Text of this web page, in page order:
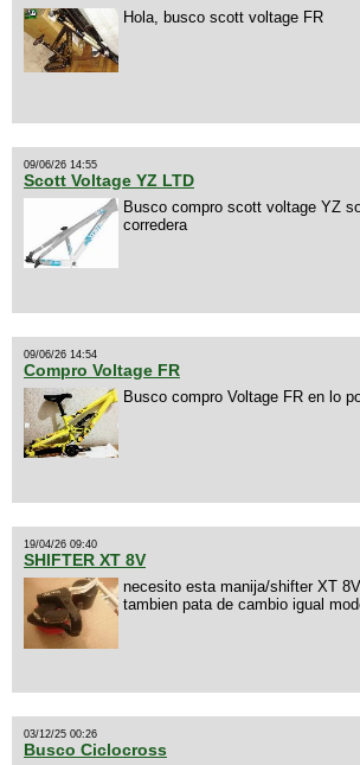
Hola, busco scott voltage FR
09/06/26 14:55
Scott Voltage YZ LTD
Busco compro scott voltage YZ
corredera
09/06/26 14:54
Compro Voltage FR
Busco compro Voltage FR en lo
19/04/26 09:40
SHIFTER XT 8V
necesito esta manija/shifter XT
tambien pata de cambio igual
03/12/25 00:26
Busco Ciclocross